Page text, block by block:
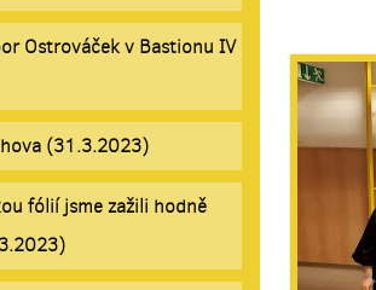
Ostrováček v Bastionu IV
(31.3.2023)
fólií jsme zažili hodně